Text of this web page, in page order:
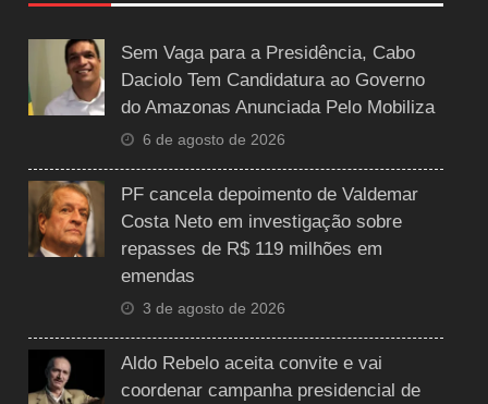
Sem Vaga para a Presidência, Cabo
Daciolo Tem Candidatura ao Governo
do Amazonas Anunciada Pelo Mobiliza
6 de agosto de 2026
PF cancela depoimento de Valdemar
Costa Neto em investigação sobre
repasses de R$ 119 milhões em
emendas
3 de agosto de 2026
Aldo Rebelo aceita convite e vai
coordenar campanha presidencial de